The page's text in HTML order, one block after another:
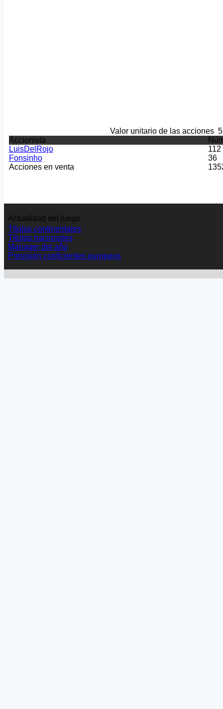
Valor unitario de las acciones
Accionista
LuisDelRojo
112
Fonsinho
36
Acciones en venta
Actualidad del juego
Títulos continentales
Títulos nacionales
Manager del año
Previsión coeficientes europeos